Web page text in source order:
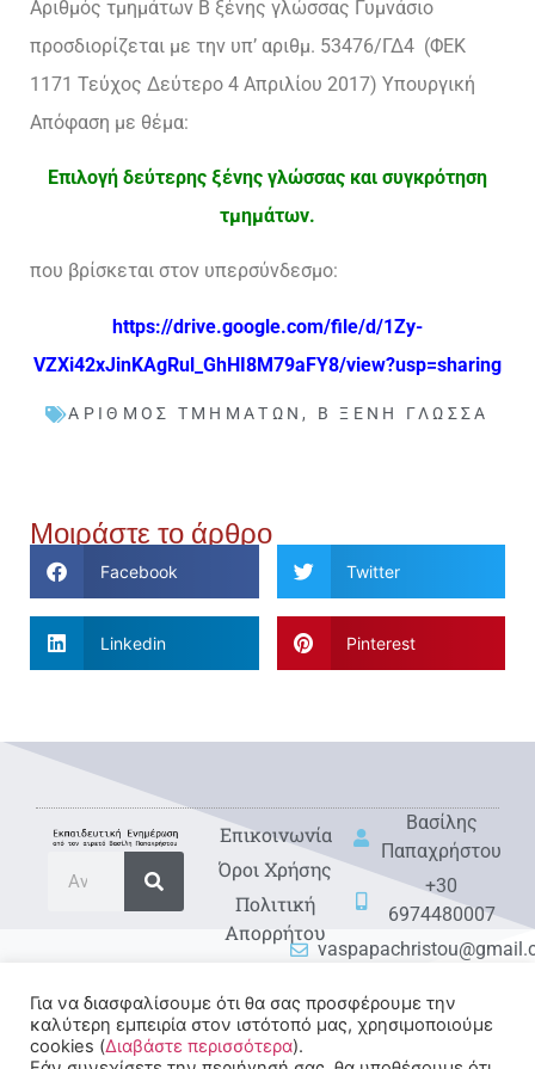
Αριθμός τμημάτων Β ξένης γλώσσας Γυμνάσιο
προσδιορίζεται με την υπ’ αριθμ. 53476/ΓΔ4 (ΦΕΚ
1171 Τεύχος Δεύτερο 4 Απριλίου 2017) Υπουργική
Απόφαση με θέμα:
Επιλογή δεύτερης ξένης γλώσσας και συγκρότηση
τμημάτων.
που βρίσκεται στον υπερσύνδεσμο:
https://drive.google.com/file/d/1Zy-
VZXi42xJinKAgRul_GhHI8M79aFY8/view?usp=sharing
ΑΡΙΘΜΌΣ ΤΜΗΜΆΤΩΝ, Β ΞΈΝΗ ΓΛΏΣΣΑ
Μοιράστε το άρθρο
Facebook Twitter
Linkedin Pinterest
Eπικοινωνία
Όροι Χρήσης
Πολιτική
Απορρήτου
Βασίλης
Παπαχρήστου
+30
6974480007
Για να διασφαλίσουμε ότι θα σας προσφέρουμε την
καλύτερη εμπειρία στον ιστότοπό μας, χρησιμοποιούμε
cookies (Διαβάστε περισσότερα).